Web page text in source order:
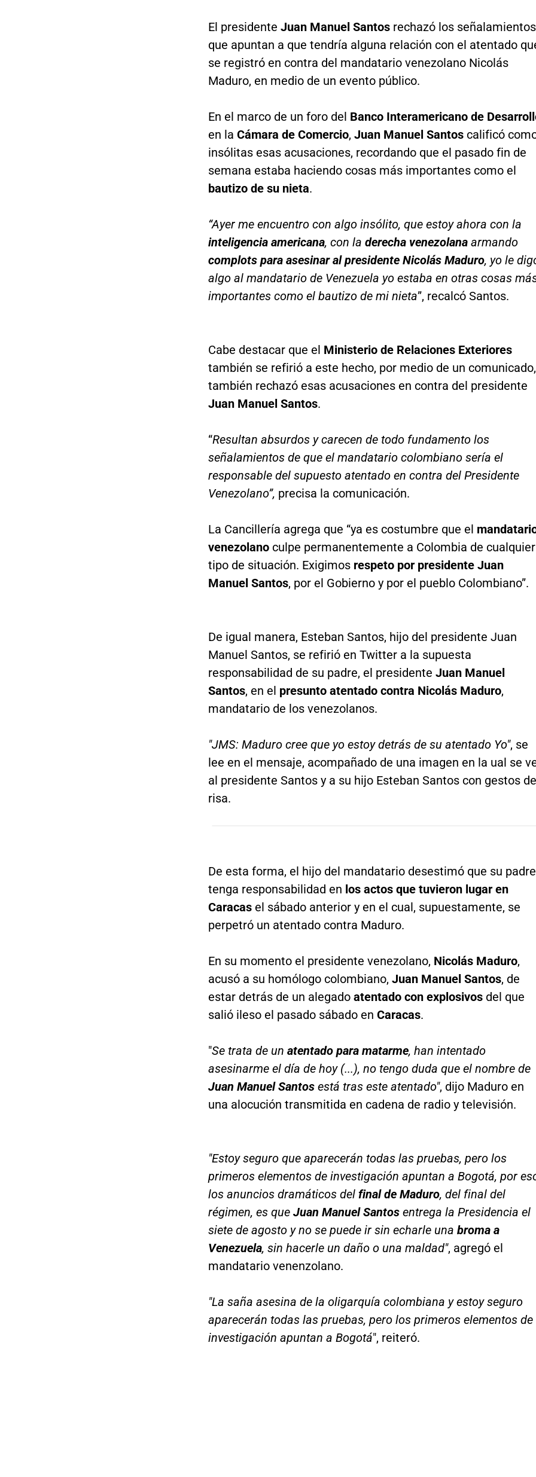
El presidente Juan Manuel Santos rechazó los señalamientos
que apuntan a que tendría alguna relación con el atentado
se registró en contra del mandatario venezolano Nicolás
Maduro, en medio de un evento público.
En el marco de un foro del Banco Interamericano de
en la Cámara de Comercio, Juan Manuel Santos calificó
insólitas esas acusaciones, recordando que el pasado fin de
semana estaba haciendo cosas más importantes como el
bautizo de su nieta.
“Ayer me encuentro con algo insólito, que estoy ahora con la
inteligencia americana, con la derecha venezolana armando
complots para asesinar al presidente Nicolás Maduro, yo le
algo al mandatario de Venezuela yo estaba en otras cosas
importantes como el bautizo de mi nieta”, recalcó Santos.
Cabe destacar que el Ministerio de Relaciones Exteriores
también se refirió a este hecho, por medio de un comunicado,
también rechazó esas acusaciones en contra del presidente
Juan Manuel Santos.
“Resultan absurdos y carecen de todo fundamento los
señalamientos de que el mandatario colombiano sería el
responsable del supuesto atentado en contra del Presidente
Venezolano”, precisa la comunicación.
La Cancillería agrega que “ya es costumbre que el
venezolano culpe permanentemente a Colombia de cualquier
tipo de situación. Exigimos respeto por presidente Juan
Manuel Santos, por el Gobierno y por el pueblo Colombiano”.
De igual manera, Esteban Santos, hijo del presidente Juan
Manuel Santos, se refirió en Twitter a la supuesta
responsabilidad de su padre, el presidente Juan Manuel
Santos, en el presunto atentado contra Nicolás Maduro,
mandatario de los venezolanos.
"JMS: Maduro cree que yo estoy detrás de su atentado Yo", se
lee en el mensaje, acompañado de una imagen en la ual se
al presidente Santos y a su hijo Esteban Santos con gestos de
risa.
De esta forma, el hijo del mandatario desestimó que su padre
tenga responsabilidad en los actos que tuvieron lugar en
Caracasel sábado anterior y en el cual, supuestamente, se
perpetró un atentado contra Maduro.
En su momento el presidente venezolano, Nicolás Maduro,
acusó a su homólogo colombiano, Juan Manuel Santos, de
estar detrás de un alegado atentado con explosivos del que
salió ileso el pasado sábado en Caracas.
"Se trata de un atentado para matarme, han intentado
asesinarme el día de hoy (...), no tengo duda que el nombre de
Juan Manuel Santos está tras este atentado", dijo Maduro en
una alocución transmitida en cadena de radio y televisión.
"Estoy seguro que aparecerán todas las pruebas, pero los
primeros elementos de investigación apuntan a Bogotá, por
los anuncios dramáticos del final de Maduro, del final del
régimen, es que Juan Manuel Santos entrega la Presidencia el
siete de agosto y no se puede ir sin echarle una broma a
Venezuela, sin hacerle un daño o una maldad", agregó el
mandatario venenzolano.
"La saña asesina de la oligarquía colombiana y estoy seguro
aparecerán todas las pruebas, pero los primeros elementos de
investigación apuntan a Bogotá", reiteró.